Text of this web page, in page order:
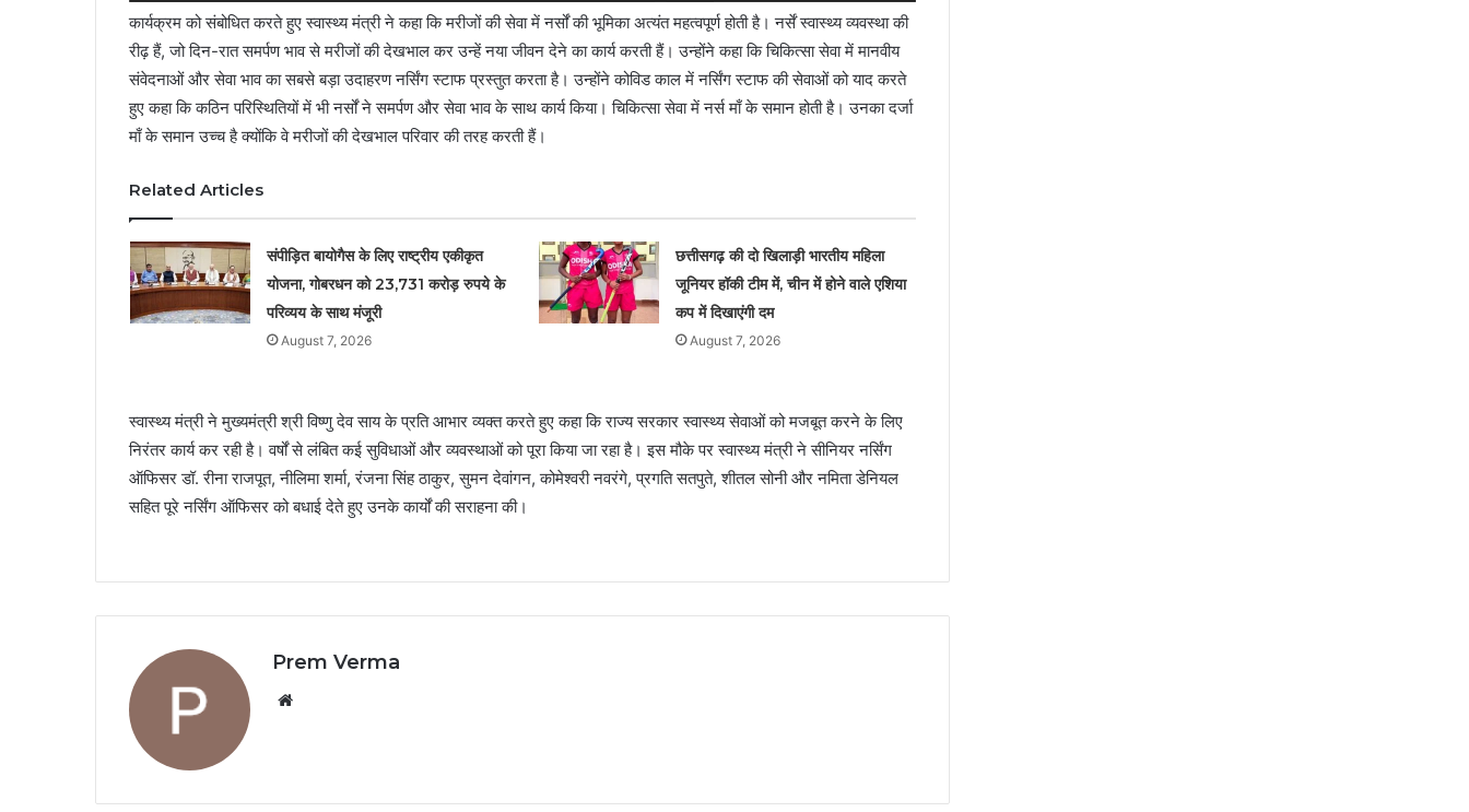
कार्यक्रम को संबोधित करते हुए स्वास्थ्य मंत्री ने कहा कि मरीजों की सेवा में नर्सों की भूमिका अत्यंत महत्वपूर्ण होती है। नर्सें स्वास्थ्य व्यवस्था की
रीढ़ हैं, जो दिन-रात समर्पण भाव से मरीजों की देखभाल कर उन्हें नया जीवन देने का कार्य करती हैं। उन्होंने कहा कि चिकित्सा सेवा में मानवीय
संवेदनाओं और सेवा भाव का सबसे बड़ा उदाहरण नर्सिंग स्टाफ प्रस्तुत करता है। उन्होंने कोविड काल में नर्सिंग स्टाफ की सेवाओं को याद करते
हुए कहा कि कठिन परिस्थितियों में भी नर्सों ने समर्पण और सेवा भाव के साथ कार्य किया। चिकित्सा सेवा में नर्स माँ के समान होती है। उनका दर्जा
माँ के समान उच्च है क्योंकि वे मरीजों की देखभाल परिवार की तरह करती हैं।
Related Articles
संपीड़ित बायोगैस के लिए राष्ट्रीय एकीकृत
योजना, गोबरधन को 23,731 करोड़ रुपये के
परिव्यय के साथ मंजूरी
August 7, 2026
छत्तीसगढ़ की दो खिलाड़ी भारतीय महिला
जूनियर हॉकी टीम में, चीन में होने वाले एशिया
कप में दिखाएंगी दम
August 7, 2026
स्वास्थ्य मंत्री ने मुख्यमंत्री श्री विष्णु देव साय के प्रति आभार व्यक्त करते हुए कहा कि राज्य सरकार स्वास्थ्य सेवाओं को मजबूत करने के लिए
निरंतर कार्य कर रही है। वर्षों से लंबित कई सुविधाओं और व्यवस्थाओं को पूरा किया जा रहा है। इस मौके पर स्वास्थ्य मंत्री ने सीनियर नर्सिंग
ऑफिसर डॉ. रीना राजपूत, नीलिमा शर्मा, रंजना सिंह ठाकुर, सुमन देवांगन, कोमेश्वरी नवरंगे, प्रगति सतपुते, शीतल सोनी और नमिता डेनियल
सहित पूरे नर्सिंग ऑफिसर को बधाई देते हुए उनके कार्यों की सराहना की।
Prem Verma